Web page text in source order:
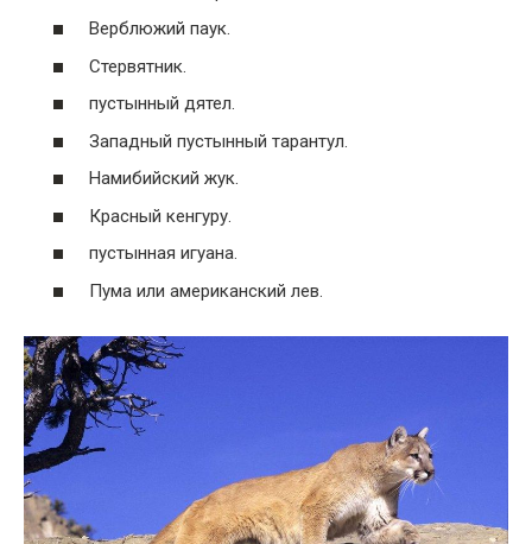
Верблюжий паук.
Стервятник.
пустынный дятел.
Западный пустынный тарантул.
Намибийский жук.
Красный кенгуру.
пустынная игуана.
Пума или американский лев.